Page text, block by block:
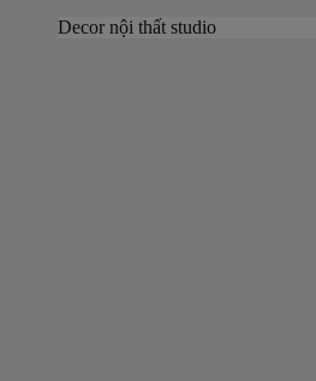
Decor nội thất studio